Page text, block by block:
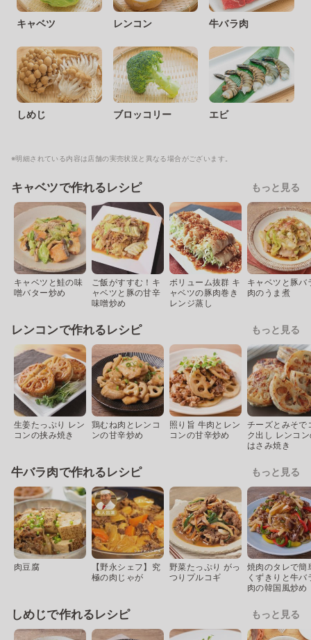
キャベツ レンコン 牛バラ肉
しめじ ブロッコリー エビ
※明細されている内容は店舗の実売状況と異なる場合がございます。
キャベツで作れるレシピ もっと見る
キャベツと鮭の味
噌バター炒め
ご飯がすすむ！キ
ャベツと豚の甘辛
味噌炒め
ボリューム抜群 キ
ャベツの豚肉巻き
レンジ蒸し
キャベツと豚バ
肉のうま煮
レンコンで作れるレシピ もっと見る
生姜たっぷり レン
コンの挟み焼き
鶏むね肉とレンコ
ンの甘辛炒め
照り旨 牛肉とレン
コンの甘辛炒め
チーズとみそで
ク出し レンコ
はさみ焼き
牛バラ肉で作れるレシピ もっと見る
肉豆腐
【野永シェフ】究
極の肉じゃが
野菜たっぷり がっ
つりプルコギ
焼肉のタレで簡
くずきりと牛バ
肉の韓国風炒め
しめじで作れるレシピ もっと見る